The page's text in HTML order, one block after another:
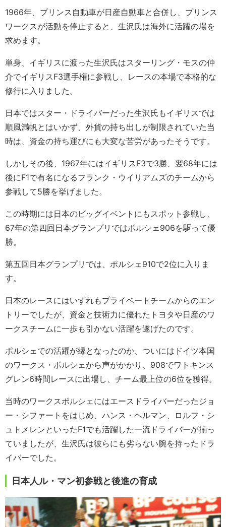
1966年、プリンス自動車が日産自動車と合併し、プリンス
ワークスが活動を停止すると、生沢氏は海外に活躍の場を
求めます。
単身、イギリスに渡った生沢氏はスターリング・モスの仲
介でイギリスF3選手権に参戦し、レースの本場で本格的な
修行に入りました。
日本ではスター・ドライバーだった生沢氏もイギリスでは
順風満帆とはいかず、外貨の持ち出しが制限されていた当
時は、資金の持ち運びにも大変な苦労があったそうです。
しかしその後、1967年にはイギリスF3で3勝、翌68年には
後にF1で有名になるフランク・ウイリアムズのチームから
参戦して5勝を挙げました。
この時期には日本のビッグイベントにもスポット参戦し、
67年の第四回日本グランプリではポルシェ906を駆って優
勝。
第五回日本グランプリでは、ポルシェ910で2位に入りま
す。
日本のレースにはいずれもプライベートチームからのエン
トリーでしたが、資金と技術力に優れたトヨタや日産のワ
ークスチームに一歩も引かない活躍を遂げたのです。
ポルシェでの活躍が縁となったのか、ついにはドイツ本国
のワークス・ポルシェから声がかかり、908でワトキンス
グレン6時間レースに出場し、チーム最上位の6位を獲得。
当時のワークスポルシェにはエースドライバーだったジョ
ー・シファートをはじめ、ハンス・ヘルマン、ロルフ・シ
ュトメレンといったF1でも活躍した一流ドライバーが揃っ
ていましたが、生沢氏は彼らにも劣らない腕を持ったドラ
イバーでした。
日本人ル・マン初参戦と後進の育成